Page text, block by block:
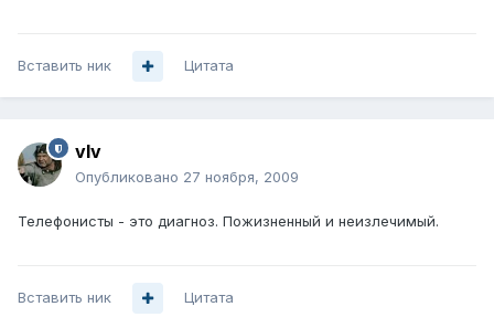
Вставить ник Цитата
vIv
Опубликовано 27 ноября, 2009
Телефонисты - это диагноз. Пожизненный и неизлечимый.
Вставить ник Цитата